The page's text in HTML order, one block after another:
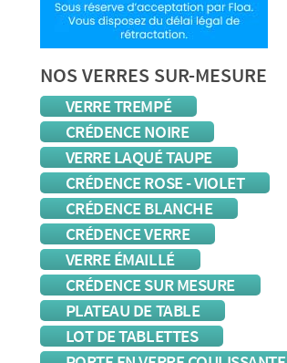
NOS VERRES SUR-MESURE
VERRE TREMPÉ
CRÉDENCE NOIRE
VERRE LAQUÉ TAUPE
CRÉDENCE ROSE - VIOLET
CRÉDENCE BLANCHE
CRÉDENCE VERRE
VERRE ÉMAILLÉ
CRÉDENCE SUR MESURE
PLATEAU DE TABLE
LOT DE TABLETTES